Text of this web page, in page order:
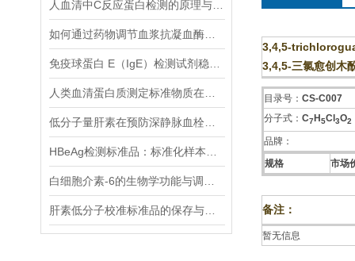
3,4,5-
3,4,5-三氯愈创木
目录号： CS-C007
分子式： C7 H 5Cl 3O2
品牌：
规格
市场
备注：
暂无信息